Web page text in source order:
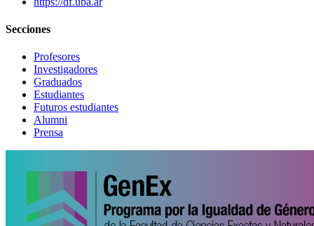
Secciones
Profesores
Investigadores
Graduados
Estudiantes
Futuros estudiantes
Alumni
Prensa